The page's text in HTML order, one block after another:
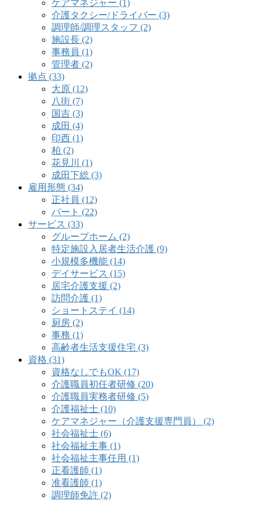
ケアマネジャー (1)
介護タクシー/ドライバー (3)
調理師/調理スタッフ (2)
施設長 (2)
事務員 (1)
管理者 (2)
拠点 (33)
大原 (12)
八街 (7)
国吉 (3)
成田 (4)
印西 (1)
柏 (2)
花見川 (1)
成田下総 (3)
雇用形態 (34)
正社員 (12)
パート (22)
サービス (33)
グループホーム (2)
特定施設入居者生活介護 (9)
小規模多機能 (14)
デイサービス (15)
居宅介護支援 (2)
訪問介護 (1)
ショートステイ (14)
厨房 (2)
事務 (1)
高齢者生活支援住宅 (3)
資格 (31)
資格なしでもOK (17)
介護職員初任者研修 (20)
介護職員実務者研修 (5)
介護福祉士 (10)
ケアマネジャー（介護支援専門員） (2)
社会福祉士 (6)
社会福祉主事 (1)
社会福祉主事任用 (1)
正看護師 (1)
准看護師 (1)
調理師免許 (2)